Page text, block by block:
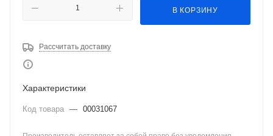
В КОРЗИНУ
Рассчитать доставку
Характеристики
Код товара — 00031067